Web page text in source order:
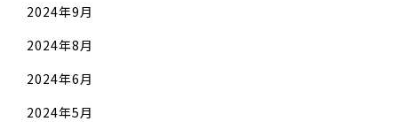
2024年9月
2024年8月
2024年6月
2024年5月